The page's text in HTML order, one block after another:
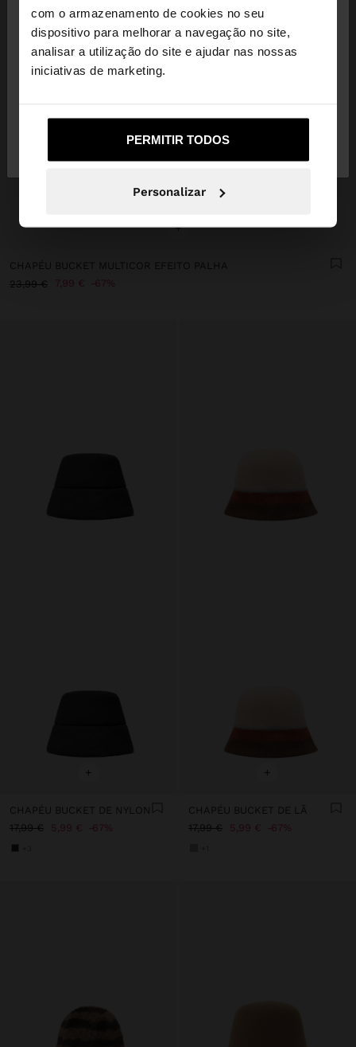
com o armazenamento de cookies no seu
dispositivo para melhorar a navegação no site,
analisar a utilização do site e ajudar nas nossas
iniciativas de marketing.
PERMITIR TODOS
Personalizar
Está a aceder ao site a partir de Portugal. Deseja
navegar no nosso site United States?
+
CHAPÉU BUCKET MULTICOR EFEITO PALHA
23,99 €
7,99 € 67%
+
CHAPÉU BUCKET DE NYLON
17,99 €
5,99 € 67%
+
CHAPÉU BUCKET DE LÃ
17,99 €
5,99 € 67%